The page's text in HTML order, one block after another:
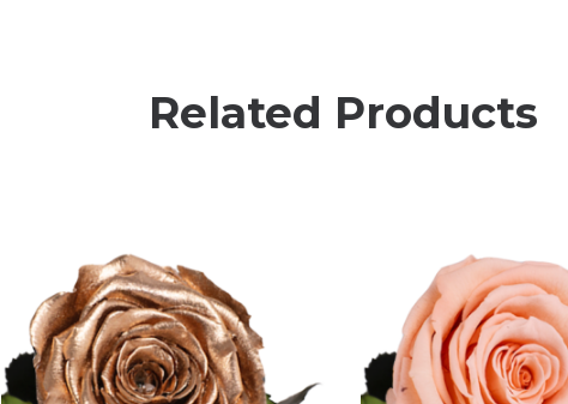
Related Products